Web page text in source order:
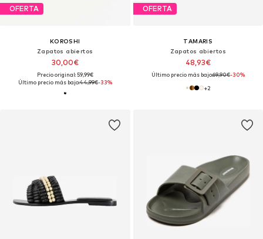
OFERTA
KOROSHI
Zapatos abiertos
30,00€
Precio original: 59,99€
Último precio más bajo:44,99€-33%
OFERTA
TAMARIS
Zapatos abiertos
48,93€
Último precio más bajo:69,90€-30%
+2